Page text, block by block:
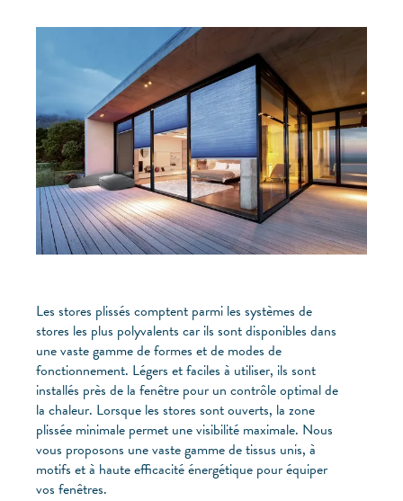
Les stores plissés comptent parmi les systèmes de
stores les plus polyvalents car ils sont disponibles dans
une vaste gamme de formes et de modes de
fonctionnement. Légers et faciles à utiliser, ils sont
installés près de la fenêtre pour un contrôle optimal de
la chaleur. Lorsque les stores sont ouverts, la zone
plissée minimale permet une visibilité maximale. Nous
vous proposons une vaste gamme de tissus unis, à
motifs et à haute efficacité énergétique pour équiper
vos fenêtres.